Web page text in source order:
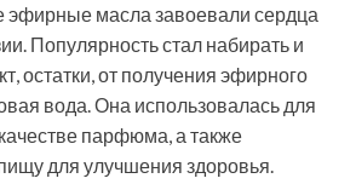
эфирные масла завоевали сердца
Популярность стал набирать и
остатки, от получения эфирного
вода. Она использовалась для
парфюма, а также
для улучшения здоровья.